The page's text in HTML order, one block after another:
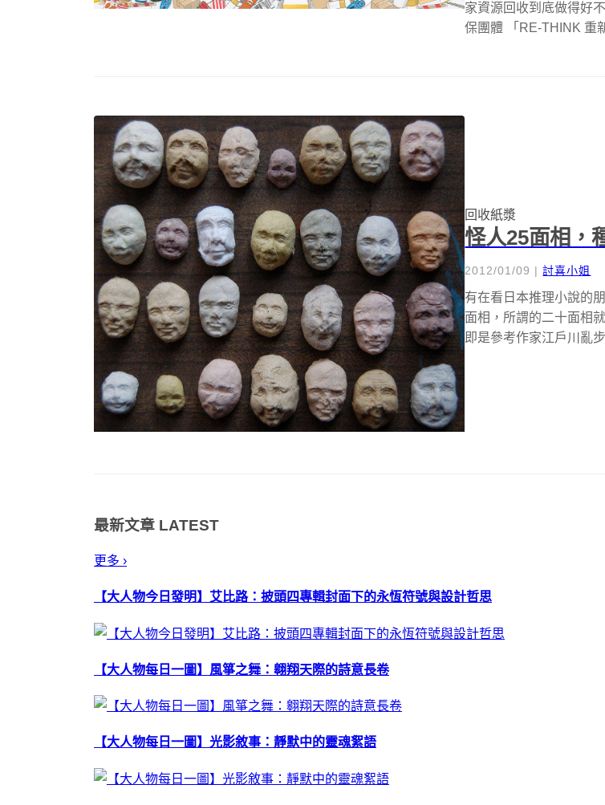
家資源回收到底做得好
保團體 「RE-THINK 重
回收紙漿
怪人25面相，
2012/01/09 |討喜小姐
有在看日本推理小說的
面相，所謂的二十面相
即是參考作家江戶川亂
最新文章 LATEST
更多 ›
【大人物今日發明】艾比路：披頭四專輯封面下的永恆符號與設計哲思
【大人物每日一圖】風箏之舞：翱翔天際的詩意長卷
【大人物每日一圖】光影敘事：靜默中的靈魂絮語